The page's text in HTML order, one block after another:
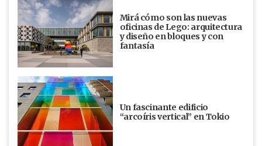
Mirá cómo son las nuevas
oficinas de Lego: arquitectura
y diseño en bloques y con
fantasía
Un fascinante edificio
“arcoíris vertical” en Tokio